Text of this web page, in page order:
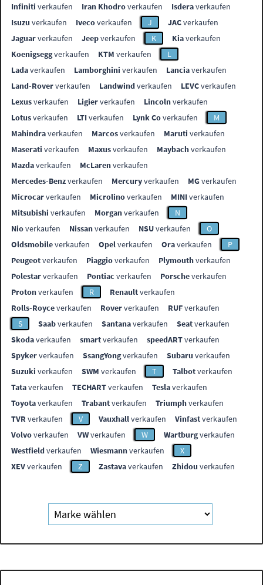
Infiniti verkaufen Iran Khodroverkaufen Isderaverkaufen
Isuzu verkaufen Ivecoverkaufen J JACverkaufen
Jaguarverkaufen Jeepverkaufen K Kiaverkaufen
Koenigseggverkaufen KTM verkaufen
L
Ladaverkaufen Lamborghini verkaufen Lanciaverkaufen
Land-Roververkaufen Landwindverkaufen LEVCverkaufen
Lexusverkaufen Ligierverkaufen Lincolnverkaufen
Lotusverkaufen LTIverkaufen Lynk Coverkaufen
M
Mahindraverkaufen Marcosverkaufen Maruti verkaufen
Maserati verkaufen Maxusverkaufen Maybachverkaufen
Mazdaverkaufen McLarenverkaufen
Mercedes-Benzverkaufen Mercuryverkaufen MGverkaufen
Microcarverkaufen Microlinoverkaufen MINIverkaufen
Mitsubishi verkaufen Morganverkaufen
N
Nioverkaufen Nissanverkaufen NSUverkaufen
O
Oldsmobileverkaufen Opelverkaufen Oraverkaufen
P
Peugeotverkaufen Piaggioverkaufen Plymouthverkaufen
Polestarverkaufen Pontiac verkaufen Porscheverkaufen
Protonverkaufen R Renaultverkaufen
Rolls-Royceverkaufen Roververkaufen RUFverkaufen
S
Saabverkaufen Santanaverkaufen Seatverkaufen
Skodaverkaufen smartverkaufen speedARTverkaufen
Spykerverkaufen SsangYongverkaufen Subaru verkaufen
Suzuki verkaufen SWM verkaufen T Talbotverkaufen
Tataverkaufen TECHARTverkaufen Teslaverkaufen
Toyotaverkaufen Trabantverkaufen Triumphverkaufen
TVR verkaufen V Vauxhallverkaufen Vinfastverkaufen
Volvoverkaufen VWverkaufen W Wartburgverkaufen
Westfieldverkaufen Wiesmannverkaufen
X
XEVverkaufen Z Zastavaverkaufen Zhidou verkaufen